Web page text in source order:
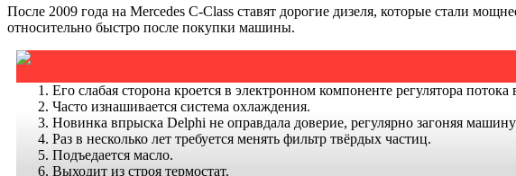
После 2009 года на Mercedes C-Class ставят дорогие дизеля, которые стали
относительно быстро после покупки машины.
Его слабая сторона кроется в электронном компоненте регулятора потока
Часто изнашивается система охлаждения.
Новинка впрыска Delphi не оправдала доверие, регулярно загоняя
Раз в несколько лет требуется менять фильтр твёрдых частиц.
Подъедается масло.
Выходит из строя термостат.